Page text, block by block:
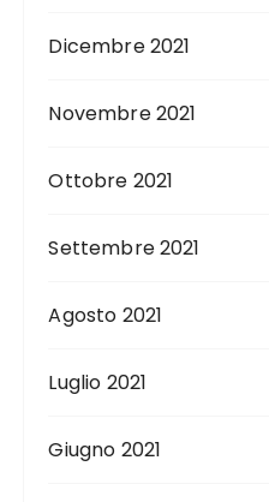
Dicembre 2021
Novembre 2021
Ottobre 2021
Settembre 2021
Agosto 2021
Luglio 2021
Giugno 2021